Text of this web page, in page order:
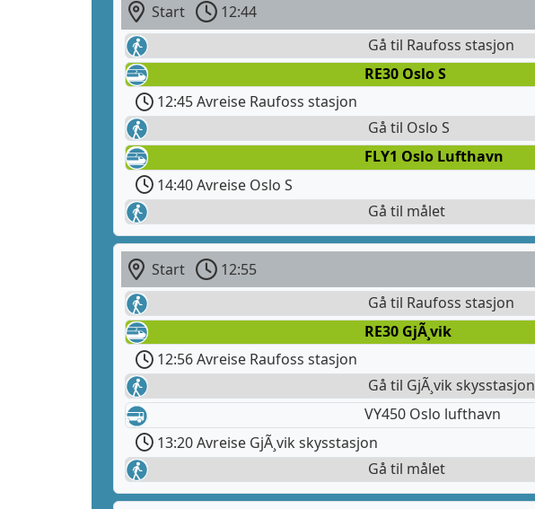
Start 12:44
Gå til Raufoss stasjon
RE30 Oslo S
12:45 Avreise Raufoss stasjon
Gå til Oslo S
FLY1 Oslo Lufthavn
14:40 Avreise Oslo S
Gå til målet
Start 12:55
Gå til Raufoss stasjon
RE30 GjÃ¸vik
12:56 Avreise Raufoss stasjon
Gå til GjÃ¸vik skysstasjon
VY450 Oslo lufthavn
13:20 Avreise GjÃ¸vik skysstasjon
Gå til målet